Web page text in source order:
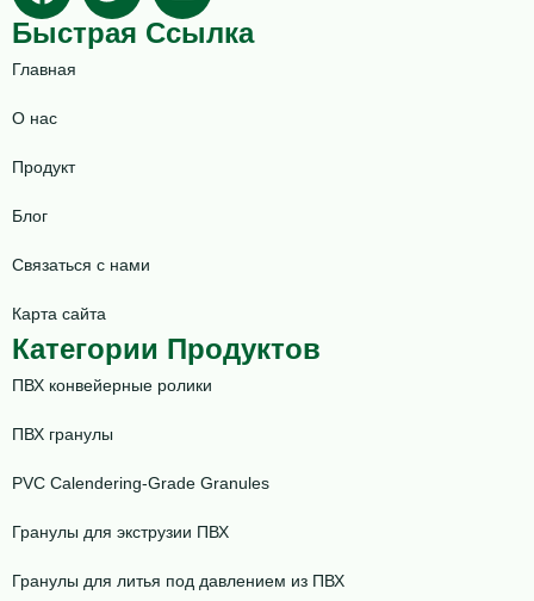
Быстрая Ссылка
Главная
О нас
Продукт
Блог
Связаться с нами
Карта сайта
Категории Продуктов
ПВХ конвейерные ролики
ПВХ гранулы
PVC Calendering-Grade Granules
Гранулы для экструзии ПВХ
Гранулы для литья под давлением из ПВХ